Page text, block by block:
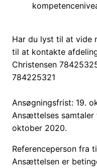
Har du lyst til at vide
til at kontakte
Christensen
784225321
Ansøgningsfrist: 19.
Ansættelses
oktober 2020.
Referenceperson fra
Ansættelsen er